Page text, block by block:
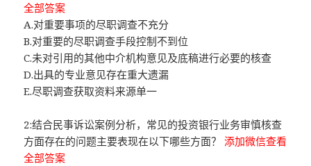
全部答案
A.对重要事项的尽职调查不充分
B.对重要的尽职调查手段控制不到位
C.未对引用的其他中介机构意见及底稿进行必要的核查
D.出具的专业意见存在重大遗漏
E.尽职调查获取资料来源单一
2:结合民事诉讼案例分析，常见的投资银行业务审慎核查
方面存在的问题主要表现在以下哪些方面？添加微信查看
全部答案